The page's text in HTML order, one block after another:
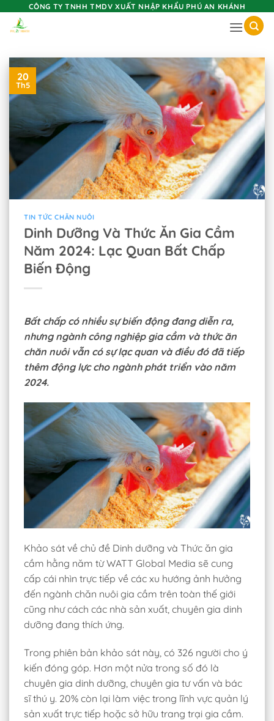
CÔNG TY TNHH TMDV XUẤT NHẬP KHẨU PHÚ AN KHÁNH
20
Th5
TIN TỨC CHĂN NUÔI
Dinh Dưỡng Và Thức Ăn Gia Cầm
Năm 2024: Lạc Quan Bất Chấp
Biến Động
Bất chấp có nhiều sự biến động đang diễn ra,
nhưng ngành công nghiệp gia cầm và thức ăn
chăn nuôi vẫn có sự lạc quan và điều đó đã tiếp
thêm động lực cho ngành phát triển vào năm
2024.
Khảo sát về chủ đề Dinh dưỡng và Thức ăn gia
cầm hằng năm từ WATT Global Media sẽ cung
cấp cái nhìn trực tiếp về các xu hướng ảnh hưởng
đến ngành chăn nuôi gia cầm trên toàn thế giới
cũng như cách các nhà sản xuất, chuyên gia dinh
dưỡng đang thích ứng.
Trong phiên bản khảo sát này, có 326 người cho ý
kiến đóng góp. Hơn một nửa trong số đó là
chuyên gia dinh dưỡng, chuyên gia tư vấn và bác
sĩ thú y. 20% còn lại làm việc trong lĩnh vực quản lý
sản xuất trực tiếp hoặc sở hữu trang trại gia cầm.